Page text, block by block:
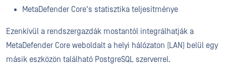
MetaDefender Core's statisztika teljesítménye
Ezenkívül a rendszergazdák mostantól integrálhatják a
MetaDefender Core weboldalt a helyi hálózaton (LAN) belül egy
másik eszközön található PostgreSQL szerverrel.